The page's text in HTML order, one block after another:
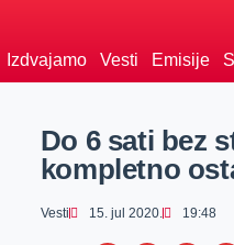
Izdvajamo Vesti Emisije
Do 6 sati bez
kompletno
Vesti 15. jul 2020. 19:48